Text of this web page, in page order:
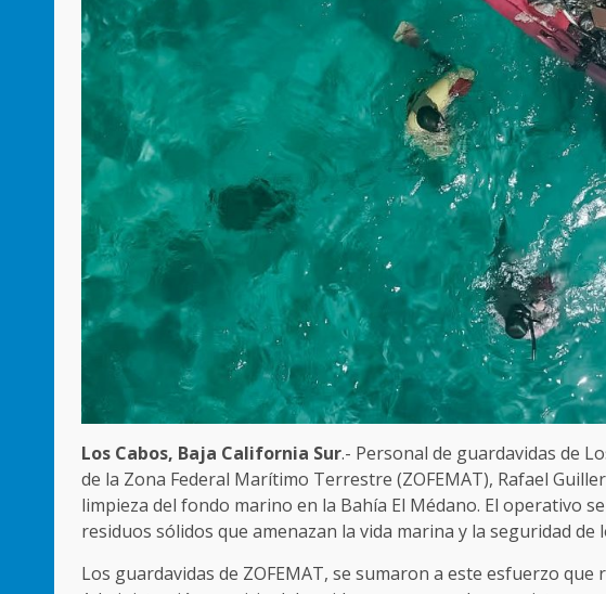
Los Cabos, Baja California Sur.- Personal de guardavidas de
de la Zona Federal Marítimo Terrestre (ZOFEMAT), Rafael
limpieza del fondo marino en la Bahía El Médano. El operativo
residuos sólidos que amenazan la vida marina y la seguridad de
Los guardavidas de ZOFEMAT, se sumaron a este esfuerzo que